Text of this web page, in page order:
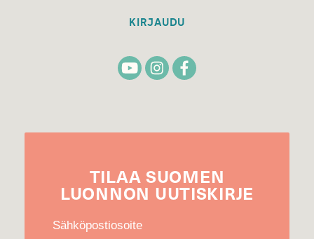
KIRJAUDU
TILAA SUOMEN
LUONNON UUTIS­KIRJE
Sähköpostiosoite